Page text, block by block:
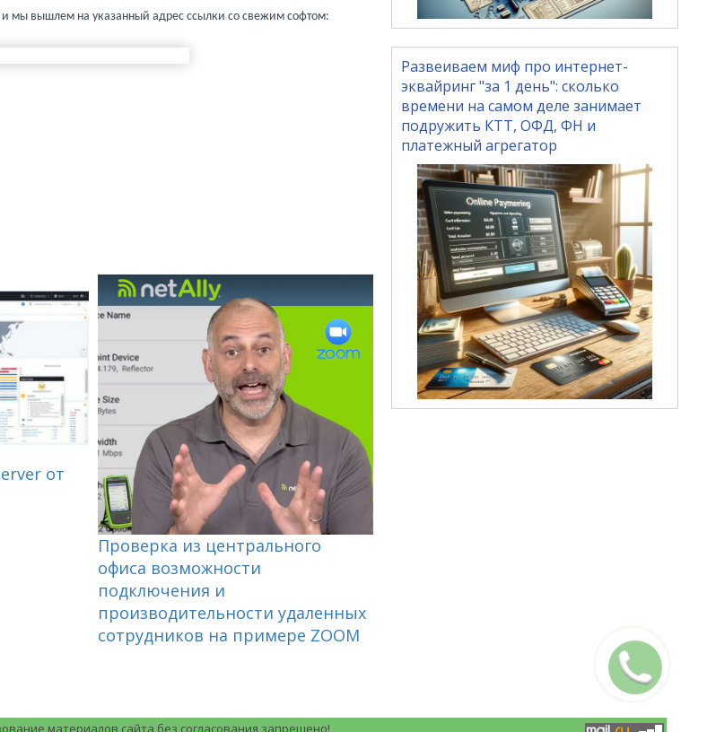
мы вышлем на указанный адрес ссылки со свежим софтом:
от
Проверка из центрального
офиса возможности
подключения и
производительности удаленных
сотрудников на примере ZOOM
Развеиваем миф про интернет-
эквайринг "за 1 день": сколько
времени на самом деле занимает
подружить КТТ, ОФД, ФН и
платежный агрегатор
материалов сайта без согласования запрещено!
Заказать
звонок